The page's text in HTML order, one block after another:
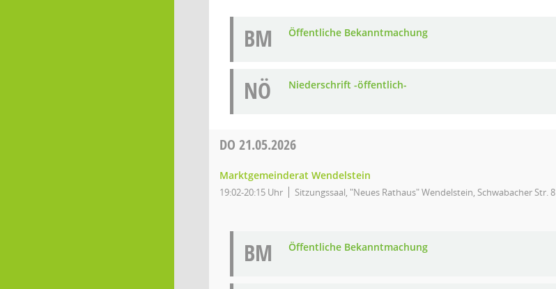
BM Öffentliche Bekanntmachung
NÖ Niederschrift -öffentlich-
DO 21.05.2026
Marktgemeinderat Wendelstein
19:02-20:15 Uhr Sitzungssaal, "Neues Rathaus" Wendelstein, Schwabacher Str. 8
BM Öffentliche Bekanntmachung